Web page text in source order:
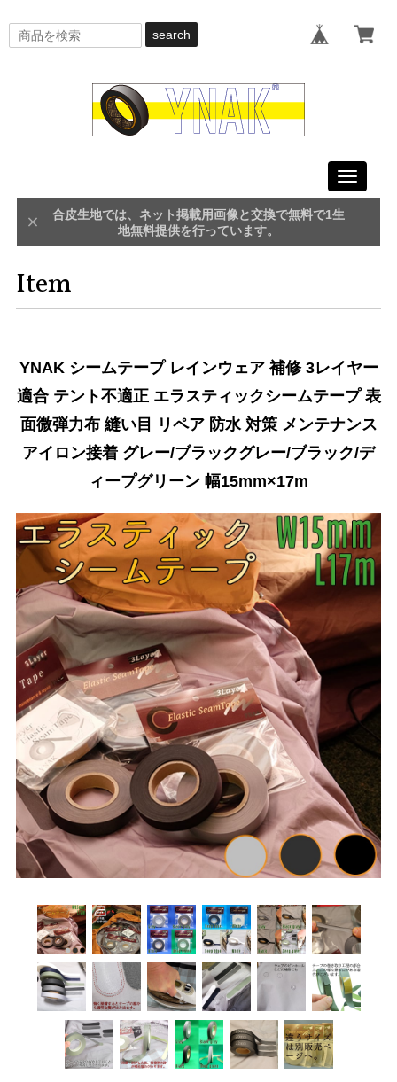
search
Toggle
合皮生地では、ネット掲載用画像と交換で無料で1生
地無料提供を行っています。
Item
YNAK シームテープ レインウェア 補修 3レイヤー
適合 テント不適正 エラスティックシームテープ 表
面微弾力布 縫い目 リペア 防水 対策 メンテナンス
アイロン接着 グレー/ブラックグレー/ブラック/デ
ィープグリーン 幅15mm×17m